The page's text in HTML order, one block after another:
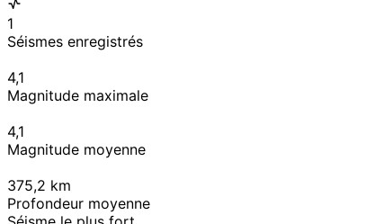
1
Séismes enregistrés
4,1
Magnitude maximale
4,1
Magnitude moyenne
375,2 km
Profondeur moyenne